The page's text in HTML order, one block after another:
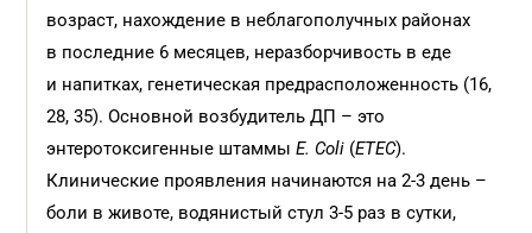
возраст, нахождение в неблагополучных районах
в последние 6 месяцев, неразборчивость в еде
и напитках, генетическая предрасположенность (16,
28, 35). Основной возбудитель ДП – это
энтеротоксигенные штаммыЕ. Соli (ЕТЕС).
Клинические проявления начинаются на 2-3 день –
боли в животе, водянистый стул 3-5 раз в сутки,